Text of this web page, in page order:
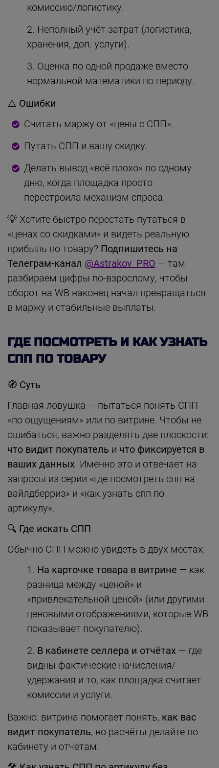
комиссию/логистику.
Неполный учёт затрат (логистика,
хранения, доп. услуги).
Оценка по одной продаже вместо
нормальной математики по периоду.
⚠️ Ошибки
Считать маржу от «цены с СПП».
Путать СПП и вашу скидку.
Делать вывод «всё плохо» по одному
дню, когда площадка просто
перестроила механизм спроса.
💡 Хотите быстро перестать путаться в
«ценах со скидками» и видеть реальную
прибыль по товару? Подпишитесь на
Телеграм-канал @Astrakov_PRO — там
разбираем цифры по-взрослому, чтобы
оборот на WB наконец начал превращаться
в маржу и стабильные выплаты.
ГДЕ ПОСМОТРЕТЬ И КАК УЗНАТЬ
СПП ПО ТОВАРУ
🧭 Суть
Главная ловушка — пытаться понять СПП
«по ощущениям» или по витрине. Чтобы не
ошибаться, важно разделять две плоскости:
что видит покупатель и что фиксируется в
ваших данных. Именно это и отвечает на
запросы из серии «где посмотреть спп на
вайлдберриз» и «как узнать спп по
артикулу».
🔍 Где искать СПП
Обычно СПП можно увидеть в двух местах:
На карточке товара в витрине — как
разница между «ценой» и
«привлекательной ценой» (или другими
ценовыми отображениями, которые WB
показывает покупателю).
В кабинете селлера и отчётах — где
видны фактические начисления/
удержания и то, как площадка считает
комиссии и услуги.
Важно: витрина помогает понять, как вас
видит покупатель, но расчёты делайте по
кабинету и отчётам.